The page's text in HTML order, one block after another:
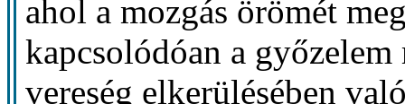
ahol a mozgás örömét
kapcsolódóan a győzelem
vereség elkerülésében